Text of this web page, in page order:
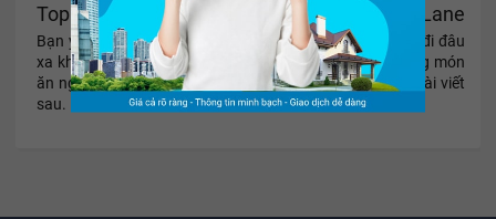
Top 3 quán BBQ hấp dẫn nhất gần Mulberry Lane
Bạn yêu thích sự nhanh gọn và tiện lợi? Vậy, tội gì phải đi đâu
xa khi ngay chính trong khu vực bạn ở có vô vàn những món
ăn ngon, những bữa tiệc nướng hoàn hảo. Tham khảo bài viết
sau.